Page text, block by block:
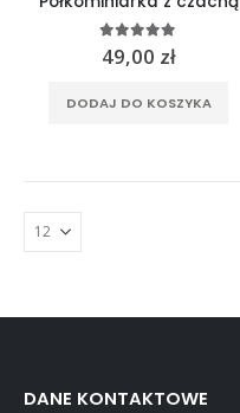
5.00out of 5
49,00 zł
DODAJ DO KOSZYKA
DANE KONTAKTOWE